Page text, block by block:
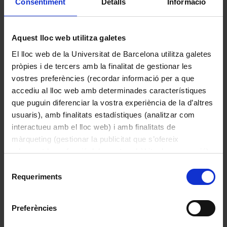
Consentiment Detalls Informació
Aquest lloc web utilitza galetes
El lloc web de la Universitat de Barcelona utilitza galetes
pròpies i de tercers amb la finalitat de gestionar les
vostres preferències (recordar informació per a que
accediu al lloc web amb determinades característiques
que puguin diferenciar la vostra experiència de la d’altres
usuaris), amb finalitats estadístiques (analitzar com
interactueu amb el lloc web) i amb finalitats de
màrqueting (gestionar la publicitat que s’ofereix
adequant-la en funció dels vostres hàbits de navegació).
consultar laPolítica de galetes del lloc web de la
Requeriments
Preferències
doctoral de
Marina Salse,
un
enfocament
integrador
del patrimoni
cultural